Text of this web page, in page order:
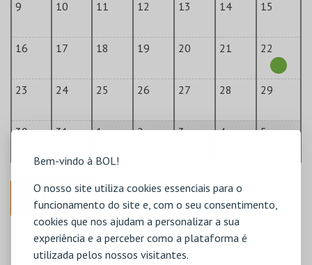
Bem-vindo à BOL!
O nosso site utiliza cookies essenciais para o
funcionamento do site e, com o seu consentimento,
cookies que nos ajudam a personalizar a sua
experiência e a perceber como a plataforma é
utilizada pelos nossos visitantes.
9 10 11 12 13 14 15
16 17 18 19 20 21 22
23 24 25 26 27 28 29
30 31 1 2 3 4 5
ANTERIOR
DISPONÍVEL
POUCO DISPONÍVEL
ESGOTADO